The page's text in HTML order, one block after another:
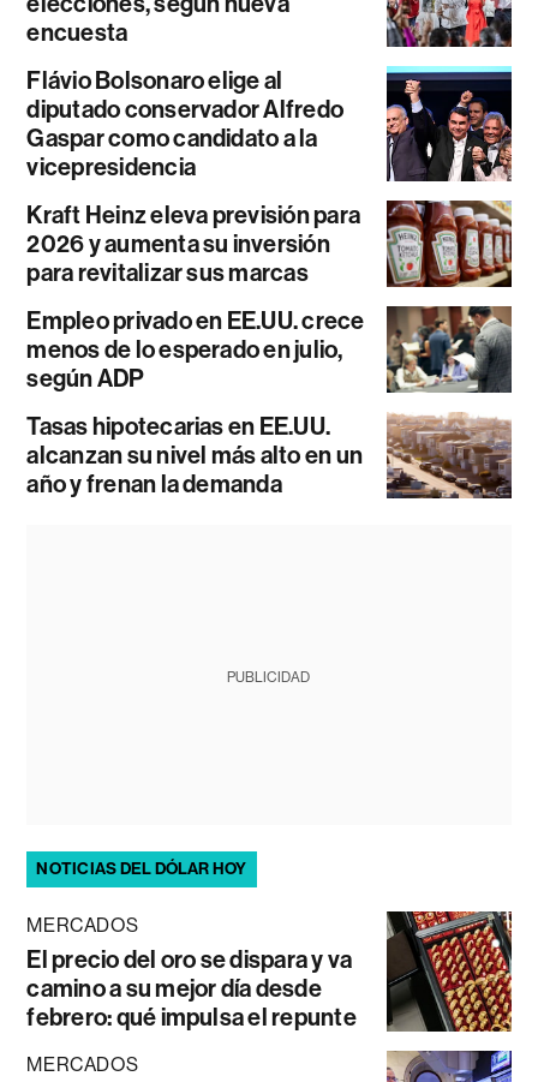
encuesta
Flávio Bolsonaro elige al
diputado conservador Alfredo
Gaspar como candidato a la
vicepresidencia
Kraft Heinz eleva previsión para
2026 y aumenta su inversión
para revitalizar sus marcas
Empleo privado en EE.UU. crece
menos de lo esperado en julio,
según ADP
Tasas hipotecarias en EE.UU.
alcanzan su nivel más alto en un
año y frenan la demanda
PUBLICIDAD
NOTICIAS DEL DÓLAR HOY
MERCADOS
El precio del oro se dispara y va
camino a su mejor día desde
febrero: qué impulsa el repunte
MERCADOS